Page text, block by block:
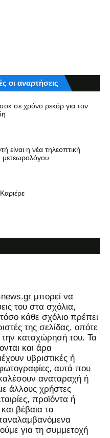
οι αναρτήσεις
σε χρόνο ρεκόρ για τον
είναι η νέα τηλεοπτική
μπορεί να
του στα σχόλια,
κάθε σχόλιο πρέπει
της σελίδας, οπότε
την καταχώρησή του. Τα
και άρα
υβριστικές ή
αυτά που
αναταραχή ή
άλλους χρήστες
προϊόντα ή
βέβαια τα
για τη συμμετοχή